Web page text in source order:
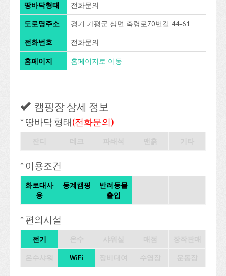
땅바닥형태 전화문의
도로명주소 경기 가평군 상면 축령로70번길 44-61
전화번호 전화문의
홈페이지 홈페이지로 이동
캠핑장 상세 정보
* 땅바닥 형태(전화문의)
* 이용조건
화로대사
용
동계캠핑
반려동물
출입
* 편의시설
전기
WiFi